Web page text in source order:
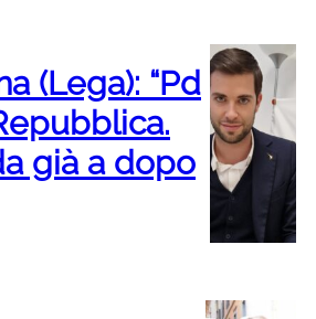
(Lega): “Pd
già a dopo